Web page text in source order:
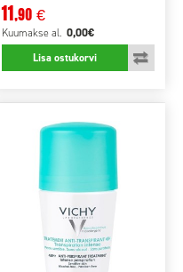
11,90 €
Kuumakse al. 0,00€
Lisa ostukorvi